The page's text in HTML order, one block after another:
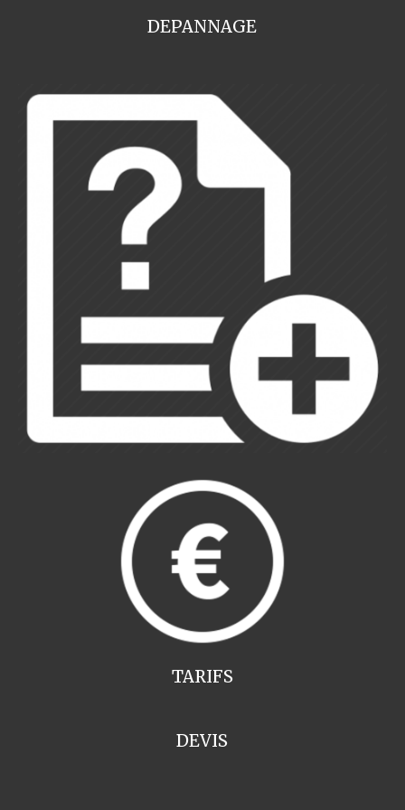
DEPANNAGE
TARIFS
DEVIS